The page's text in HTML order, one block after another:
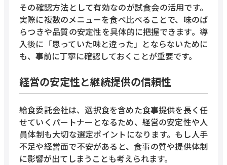
その確認方法として有効なのが試食会の活用です。
実際に複数のメニューを食べ比べることで、味のば
らつきや品質の安定性を具体的に把握できます。導
入後に「思っていた味と違った」とならないために
も、事前に丁寧に確認しておくことが重要です。
経営の安定性と継続提供の信頼性
給食委託会社は、選択食を含めた食事提供を長く任
せていくパートナーとなるため、経営の安定性や人
員体制も大切な選定ポイントになります。もし人手
不足や経営面で不安があると、食事の質や提供体制
に影響が出てしまうことも考えられます。